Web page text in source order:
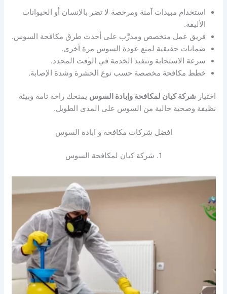
استخدام مبيدات آمنة ومرخصة لا تضر بالإنسان أو الحيوانات
الأليفة.
فريق عمل متخصص ومدرَّب على أحدث طرق مكافحة السوس.
ضمانات حقيقية لمنع عودة السوس مرة أخرى.
سرعة الاستجابة وتنفيذ الخدمة في الوقت المحدد.
خطط مكافحة مخصصة حسب نوع الحشرة وشدة الإصابة.
اختيار شركة كيان لمكافحة وإبادة السوس يمنحك راحة تامة وبيئة
نظيفة وصحية خالية من السوس على المدى الطويل.
افضل شركات مكافحة و ابادة السوس
1. شركة كيان لمكافحة السوس